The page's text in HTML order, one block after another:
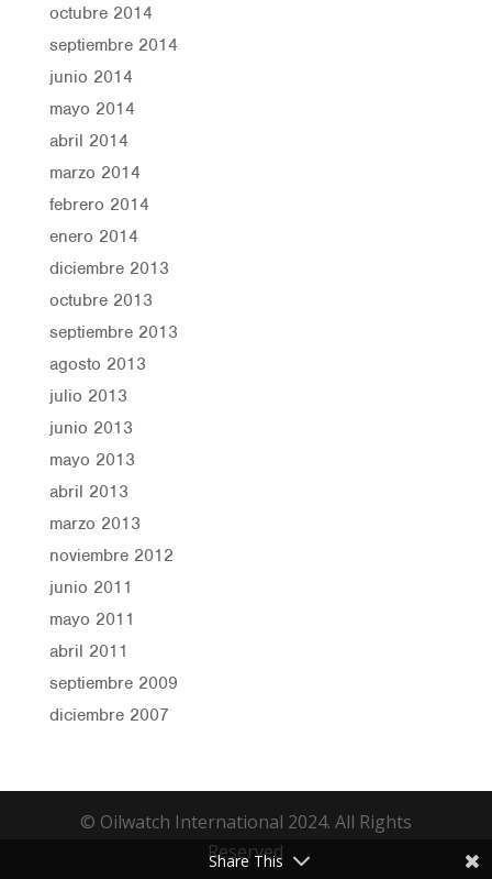
octubre 2014
septiembre 2014
junio 2014
mayo 2014
abril 2014
marzo 2014
febrero 2014
enero 2014
diciembre 2013
octubre 2013
septiembre 2013
agosto 2013
julio 2013
junio 2013
mayo 2013
abril 2013
marzo 2013
noviembre 2012
junio 2011
mayo 2011
abril 2011
septiembre 2009
diciembre 2007
© Oilwatch International 2024. All Rights
Reserved
Share This